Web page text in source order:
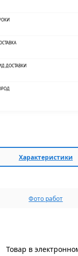
ДОСТАВКИ
Характеристики
Фото работ
Товар в